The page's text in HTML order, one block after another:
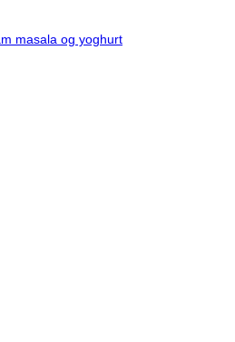
masala og yoghurt